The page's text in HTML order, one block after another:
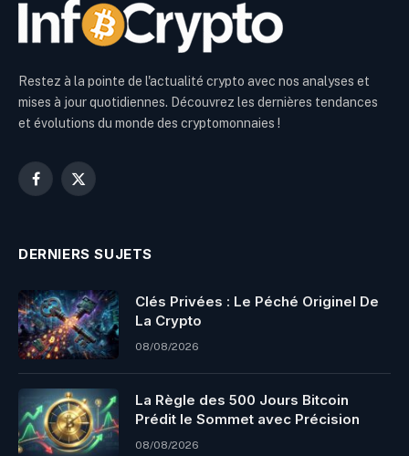
Restez à la pointe de l'actualité crypto avec nos analyses et
mises à jour quotidiennes. Découvrez les dernières tendances
et évolutions du monde des cryptomonnaies !
Facebook
X
DERNIERS SUJETS
Clés Privées : Le Péché Originel De
La Crypto
08/08/2026
La Règle des 500 Jours Bitcoin
Prédit le Sommet avec Précision
08/08/2026